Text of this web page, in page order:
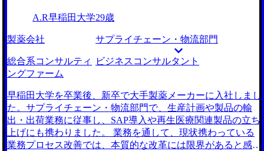
における最大の勝因であり、本当に良かった点だと振り返っ
るのが後半になっていたことは反省点ですね。やはりマクロ
で把握してからミクロに絞っていくのが定石ですし、その方
が間違いが起きないと思います。自分は納得のいく企業に行
けたので結果的に良かったですが、実はこっちの方が良いフ
ァームだった！と後から知っては元も子もないですから。
転職前は年収700万円、転職後は年収750万円になりました。
M&A仲介会社を紹介してくるのではなく、私のモチベーシ
であるのか？と考えてくださいました。石崎さんが丁寧に向
き合ってくださったことが、非常に心強かったです。 エー
ジェントさんを比較したのは良かったです。相対化をするこ
とで各社の良さが見えてきますし、しっかりと比較すること
で、自分も納得しながら身を預けることができました。 自
分のモチベーションややりがいなどを、大ざっぱに捉え過ぎ
ていたのは反省点です。石崎さんとの面談を通じて、より高
い解像度で自身の進む道を見定めることができて、そしてそ
の上で、やっぱり自分はこの道が良いという確信が持てまし
供だけでなく、医療業界そのものの変革に携われると考えま
した。 MyVisionさんだけです。 初回面談の際、石崎さんと
お話しして信頼できそうだと感じたからです。特に、コンサ
ルティングファームに対する深く幅広い知識と、私の希望に
沿った企業を的確に提案していただけた点が決め手でした。
っかりと深掘りしてどのファームのどの強みが私の希望にマ
ッチしているかをわかりやすく説明していただきました。
また、転職活動全体においても石崎さんの転職経験や面接対
策に関する実践的なアドバイスも非常に有益でした。 提示
してくださるコンサルティングファームの豊富さに本当に驚
A.R早稲田大学29歳
製薬会社 サプライチェーン・物流部門
総合系コンサルティ
ングファーム
ビジネスコンサルタント
早稲田大学を卒業後、新卒で大手製薬メーカーに入社しまし
た。サプライチェーン・物流部門で、生産計画や製品の輸
出・出荷業務に従事し、SAP導入や再生医療関連製品の立ち
上げにも携わりました。 業務を通して、現状携わっている
業務プロセス改善では、本質的な改革には限界があると感じ